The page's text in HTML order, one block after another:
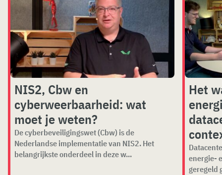
NIS2, Cbw en
cyberweerbaarheid: wat
moet je weten?
De cyberbeveiligingswet (Cbw) is de
Nederlandse implementatie van NIS2. Het
belangrijkste onderdeel in deze w...
Het
energie-
geregeld